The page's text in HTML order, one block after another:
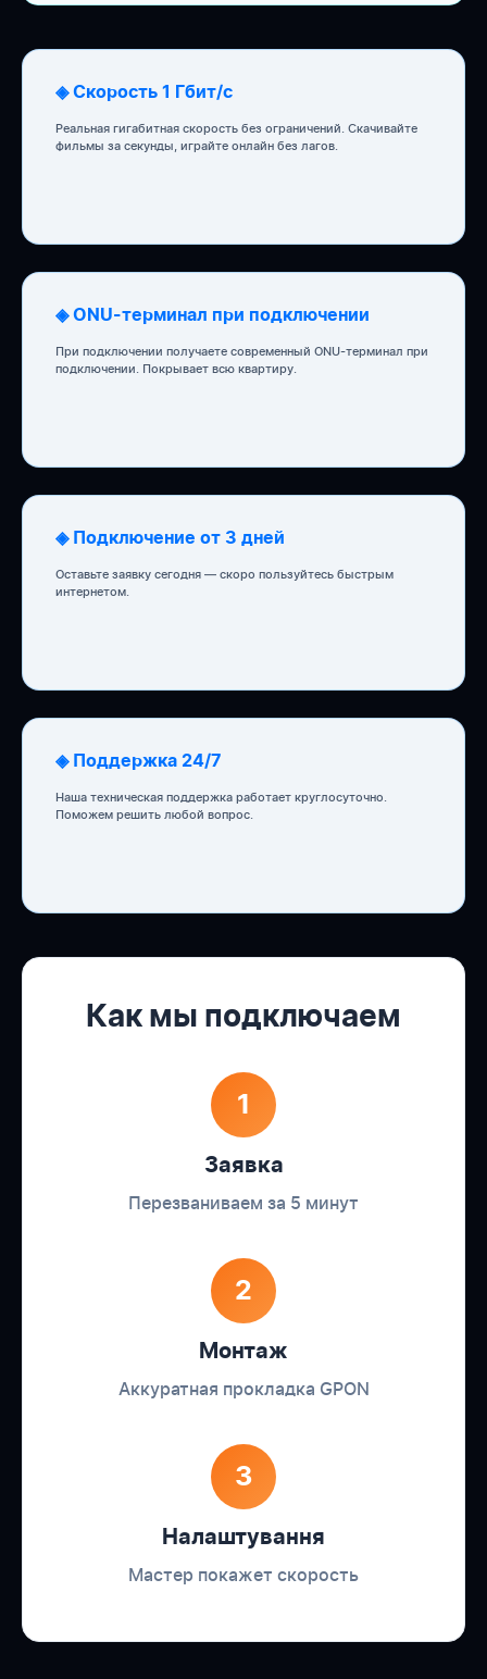
◈ Скорость 1 Гбит/с
Реальная гигабитная скорость без ограничений. Скачивайте
фильмы за секунды, играйте онлайн без лагов.
◈ ONU-терминал при подключении
При подключении получаете современный ONU-терминал при
подключении. Покрывает всю квартиру.
◈ Подключение от 3 дней
Оставьте заявку сегодня — скоро пользуйтесь быстрым
интернетом.
◈ Поддержка 24/7
Наша техническая поддержка работает круглосуточно.
Поможем решить любой вопрос.
Как мы подключаем
1
Заявка
Перезваниваем за 5 минут
2
Монтаж
Аккуратная прокладка GPON
3
Налаштування
Мастер покажет скорость